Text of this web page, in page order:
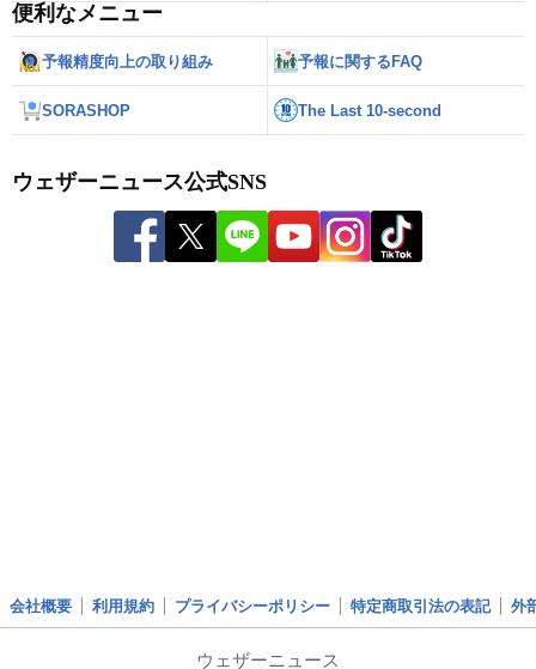
便利なメニュー
予報精度向上の取り組み 予報に関するFAQ
SORASHOP The Last 10-second
ウェザーニュース公式SNS
会社概要 利用規約 プライバシーポリシー 特定商取引法の表記 外
ウェザーニュース